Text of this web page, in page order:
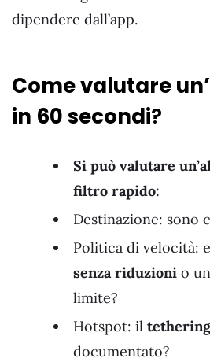
dipendere dall’app.
Come valutare
in 60 secondi?
Si può valutare
filtro rapido:
Destinazione: sono
Politica di velocità:
senza riduzioni o
limite?
Hotspot: il tethering
documentato?